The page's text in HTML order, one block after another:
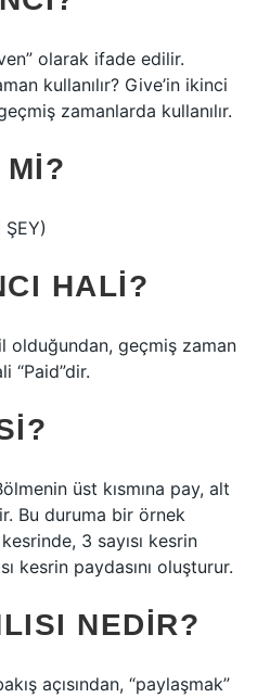
olarak ifade edilir.
kullanılır? Give’in ikinci
zamanlarda kullanılır.
HALI?
olduğundan, geçmiş zaman
“Paid”dir.
üst kısmına pay, alt
Bu duruma bir örnek
3 sayısı kesrin
kesrin paydasını oluşturur.
NEDIR?
açısından, “paylaşmak”